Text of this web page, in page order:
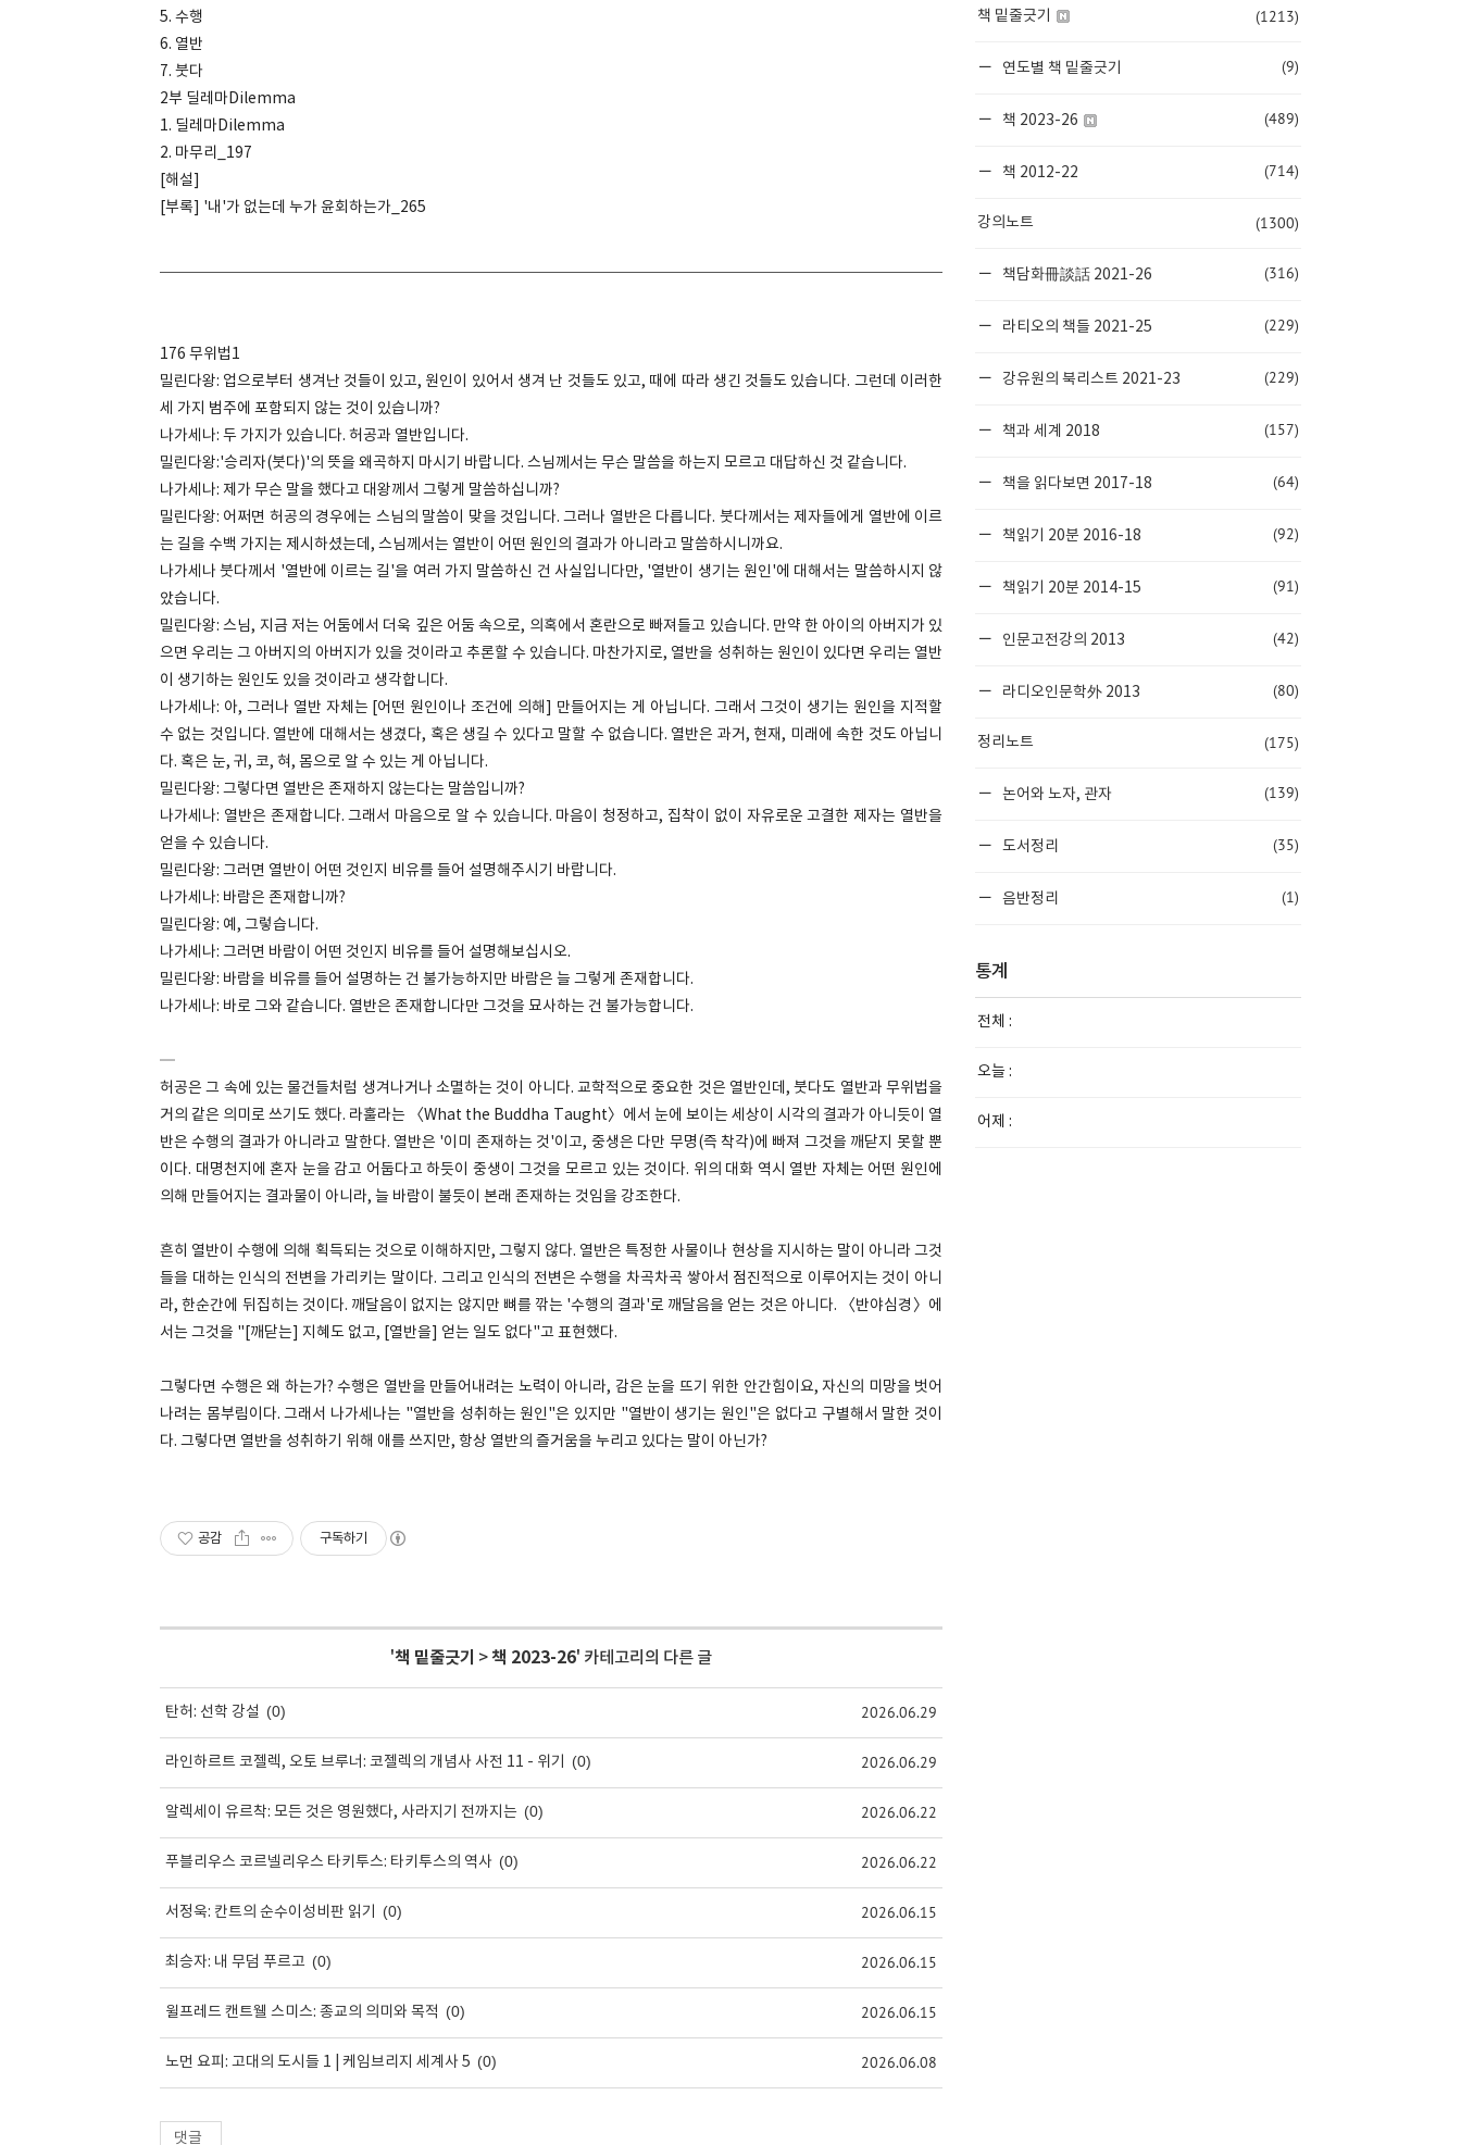
5. 수행
6. 열반
7. 붓다
2부 딜레마Dilemma
1. 딜레마Dilemma
2. 마무리_197
[해설]
[부록] '내'가 없는데 누가 윤회하는가_265
176 무위법1
밀린다왕: 업으로부터 생겨난 것들이 있고, 원인이 있어서 생겨 난 것들도 있고, 때에 따라 생긴 것들도 있습니다. 그런데 이러한
세 가지 범주에 포함되지 않는 것이 있습니까?
나가세나: 두 가지가 있습니다. 허공과 열반입니다.
밀린다왕:'승리자(붓다)'의 뜻을 왜곡하지 마시기 바랍니다. 스님께서는 무슨 말씀을 하는지 모르고 대답하신 것 같습니다.
나가세나: 제가 무슨 말을 했다고 대왕께서 그렇게 말씀하십니까?
밀린다왕: 어쩌면 허공의 경우에는 스님의 말씀이 맞을 것입니다. 그러나 열반은 다릅니다. 붓다께서는 제자들에게 열반에 이르
는 길을 수백 가지는 제시하셨는데, 스님께서는 열반이 어떤 원인의 결과가 아니라고 말씀하시니까요.
나가세나 붓다께서 '열반에 이르는 길'을 여러 가지 말씀하신 건 사실입니다만, '열반이 생기는 원인'에 대해서는 말씀하시지 않
았습니다.
밀린다왕: 스님, 지금 저는 어둠에서 더욱 깊은 어둠 속으로, 의혹에서 혼란으로 빠져들고 있습니다. 만약 한 아이의 아버지가 있
으면 우리는 그 아버지의 아버지가 있을 것이라고 추론할 수 있습니다. 마찬가지로, 열반을 성취하는 원인이 있다면 우리는 열반
이 생기하는 원인도 있을 것이라고 생각합니다.
나가세나: 아, 그러나 열반 자체는 [어떤 원인이나 조건에 의해] 만들어지는 게 아닙니다. 그래서 그것이 생기는 원인을 지적할
수 없는 것입니다. 열반에 대해서는 생겼다, 혹은 생길 수 있다고 말할 수 없습니다. 열반은 과거, 현재, 미래에 속한 것도 아닙니
다. 혹은 눈, 귀, 코, 혀, 몸으로 알 수 있는 게 아닙니다.
밀린다왕: 그렇다면 열반은 존재하지 않는다는 말씀입니까?
나가세나: 열반은 존재합니다. 그래서 마음으로 알 수 있습니다. 마음이 청정하고, 집착이 없이 자유로운 고결한 제자는 열반을
얻을 수 있습니다.
밀린다왕: 그러면 열반이 어떤 것인지 비유를 들어 설명해주시기 바랍니다.
나가세나: 바람은 존재합니까?
밀린다왕: 예, 그렇습니다.
나가세나: 그러면 바람이 어떤 것인지 비유를 들어 설명해보십시오.
밀린다왕: 바람을 비유를 들어 설명하는 건 불가능하지만 바람은 늘 그렇게 존재합니다.
나가세나: 바로 그와 같습니다. 열반은 존재합니다만 그것을 묘사하는 건 불가능합니다.
─
허공은 그 속에 있는 물건들처럼 생겨나거나 소멸하는 것이 아니다. 교학적으로 중요한 것은 열반인데, 붓다도 열반과 무위법을
거의 같은 의미로 쓰기도 했다. 라훌라는 〈What the Buddha Taught〉에서 눈에 보이는 세상이 시각의 결과가 아니듯이 열
반은 수행의 결과가 아니라고 말한다. 열반은 '이미 존재하는 것'이고, 중생은 다만 무명(즉 착각)에 빠져 그것을 깨닫지 못할 뿐
이다. 대명천지에 혼자 눈을 감고 어둡다고 하듯이 중생이 그것을 모르고 있는 것이다. 위의 대화 역시 열반 자체는 어떤 원인에
의해 만들어지는 결과물이 아니라, 늘 바람이 불듯이 본래 존재하는 것임을 강조한다.
흔히 열반이 수행에 의해 획득되는 것으로 이해하지만, 그렇지 않다. 열반은 특정한 사물이나 현상을 지시하는 말이 아니라 그것
들을 대하는 인식의 전변을 가리키는 말이다. 그리고 인식의 전변은 수행을 차곡차곡 쌓아서 점진적으로 이루어지는 것이 아니
라, 한순간에 뒤집히는 것이다. 깨달음이 없지는 않지만 뼈를 깎는 '수행의 결과'로 깨달음을 얻는 것은 아니다. 〈반야심경〉에
서는 그것을 "[깨닫는] 지혜도 없고, [열반을] 얻는 일도 없다"고 표현했다.
그렇다면 수행은 왜 하는가? 수행은 열반을 만들어내려는 노력이 아니라, 감은 눈을 뜨기 위한 안간힘이요, 자신의 미망을 벗어
나려는 몸부림이다. 그래서 나가세나는 "열반을 성취하는 원인"은 있지만 "열반이 생기는 원인"은 없다고 구별해서 말한 것이
다. 그렇다면 열반을 성취하기 위해 애를 쓰지만, 항상 열반의 즐거움을 누리고 있다는 말이 아닌가?
공감 구독하기
'책 밑줄긋기 >책 2023-26' 카테고리의 다른 글
탄허: 선학 강설 (0) 2026.06.29
라인하르트 코젤렉, 오토 브루너: 코젤렉의 개념사 사전 11 - 위기 (0) 2026.06.29
알렉세이 유르착: 모든 것은 영원했다, 사라지기 전까지는 (0) 2026.06.22
푸블리우스 코르넬리우스 타키투스: 타키투스의 역사 (0) 2026.06.22
서정욱: 칸트의 순수이성비판 읽기 (0) 2026.06.15
최승자: 내 무덤 푸르고 (0) 2026.06.15
윌프레드 캔트웰 스미스: 종교의 의미와 목적 (0) 2026.06.15
노먼 요피: 고대의 도시들 1 | 케임브리지 세계사 5 (0) 2026.06.08
댓글
책 밑줄긋기 (1213)
연도별 책 밑줄긋기 (9)
책 2023-26 (489)
책 2012-22 (714)
강의노트 (1300)
책담화冊談話 2021-26 (316)
라티오의 책들 2021-25 (229)
강유원의 북리스트 2021-23 (229)
책과 세계 2018 (157)
책을 읽다보면 2017-18 (64)
책읽기 20분 2016-18 (92)
책읽기 20분 2014-15 (91)
인문고전강의 2013 (42)
라디오인문학外 2013 (80)
정리노트 (175)
논어와 노자, 관자 (139)
도서정리 (35)
음반정리 (1)
통계
전체 :
오늘 :
어제 :